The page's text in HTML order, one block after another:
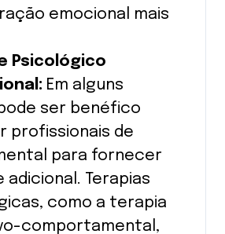
emocional mais
Psicológico
Em alguns
ser benéfico
profissionais de
para fornecer
adicional. Terapias
como a terapia
comportamental,